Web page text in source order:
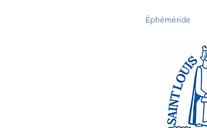
Éphéméride